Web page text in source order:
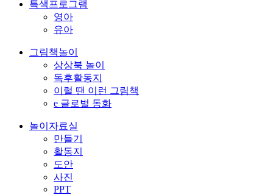
특색프로그램
영아
유아
그림책놀이
상상북 놀이
독후활동지
이럴 땐 이런 그림책
e 글로벌 동화
놀이자료실
만들기
활동지
도안
사진
PPT